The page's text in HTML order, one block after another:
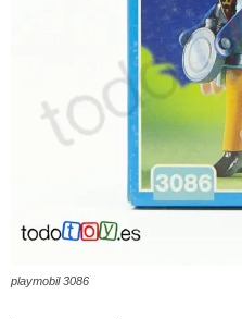
playmobil 3086